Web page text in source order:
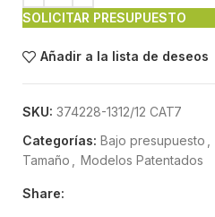
SOLICITAR PRESUPUESTO
Añadir a la lista de deseos
SKU: 374228-1312/12 CAT7
Categorías: Bajo presupuesto
Tamaño
Modelos Patentados
Share: